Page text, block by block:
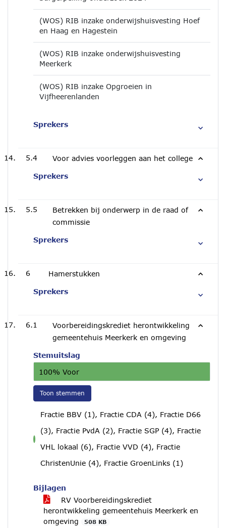
(WOS) RIB inzake onderwijshuisvesting Hoef
en Haag en Hagestein
(WOS) RIB inzake onderwijshuisvesting
Meerkerk
(WOS) RIB inzake Opgroeien in
Vijfheerenlanden
Sprekers
5.4 Voor advies voorleggen aan het college
Sprekers
5.5
Betrekken bij onderwerp in de raad of
commissie
Sprekers
6 Hamerstukken
Sprekers
6.1
Voorbereidingskrediet herontwikkeling
gemeentehuis Meerkerk en omgeving
Stemuitslag
100% Voor
Toon stemmen
voor
Fractie BBV (1), Fractie CDA (4), Fractie D66
(3), Fractie PvdA (2), Fractie SGP (4), Fractie
VHL lokaal (6), Fractie VVD (4), Fractie
ChristenUnie (4), Fractie GroenLinks (1)
Bijlagen
RV Voorbereidingskrediet
herontwikkeling gemeentehuis Meerkerk en
omgeving
508 KB